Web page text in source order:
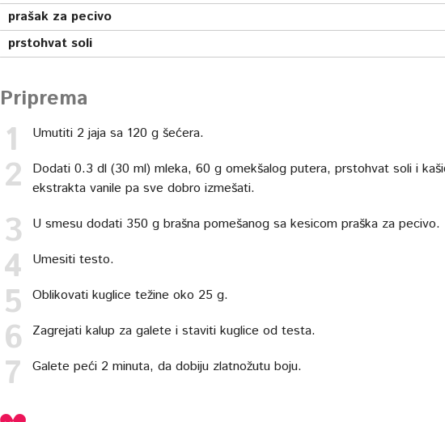
prašak za pecivo
prstohvat soli
Priprema
Umutiti 2 jaja sa 120 g šećera.
Dodati 0.3 dl (30 ml) mleka, 60 g omekšalog putera, prstohvat soli i
ekstrakta vanile pa sve dobro izmešati.
U smesu dodati 350 g brašna pomešanog sa kesicom praška za pecivo.
Umesiti testo.
Oblikovati kuglice težine oko 25 g.
Zagrejati kalup za galete i staviti kuglice od testa.
Galete peći 2 minuta, da dobiju zlatnožutu boju.